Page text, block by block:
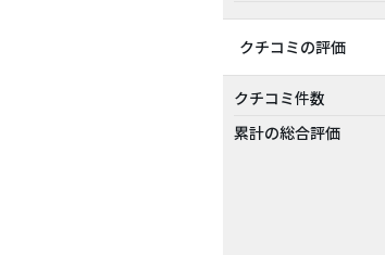
クチコミの評価
クチコミ件数
累計の総合評価